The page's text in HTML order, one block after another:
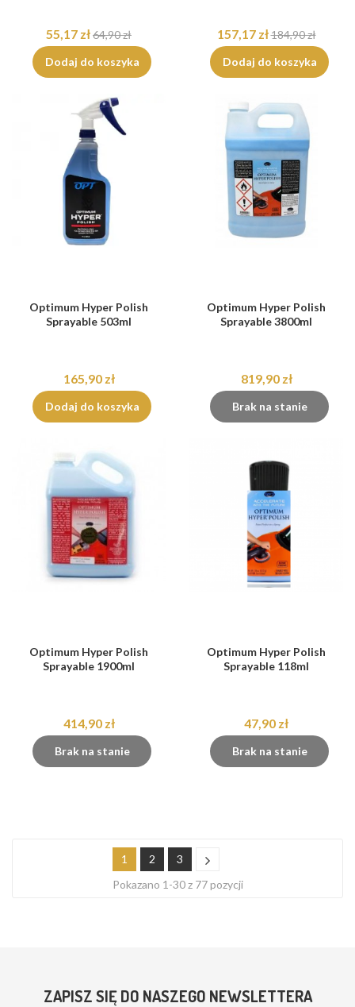
55,17 zł64,90 zł
Dodaj do koszyka
157,17 zł184,90 zł
Dodaj do koszyka
Optimum Hyper Polish
Sprayable 503ml
165,90 zł
Dodaj do koszyka
Optimum Hyper Polish
Sprayable 3800ml
819,90 zł
Brak na stanie
Optimum Hyper Polish
Sprayable 1900ml
414,90 zł
Brak na stanie
Optimum Hyper Polish
Sprayable 118ml
47,90 zł
Brak na stanie
1 2
3
Pokazano 1-30 z 77 pozycji
ZAPISZ SIĘ DO NASZEGO NEWSLETTERA